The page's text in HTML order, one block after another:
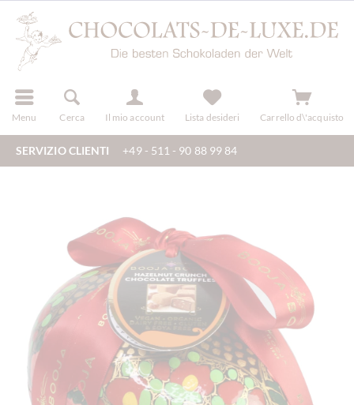
Menu Cerca Il mio account
registra Lista desideri Carrello d\'acquisto
SERVIZIO CLIENTI +49 - 511 - 90 88 99 84